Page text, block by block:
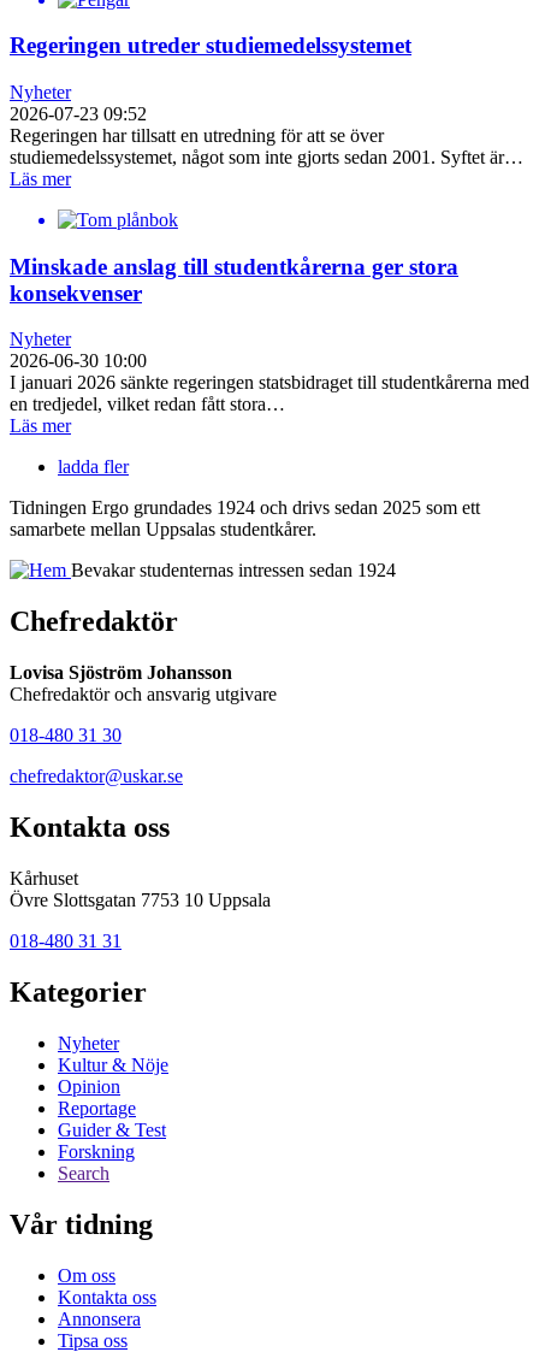
Regeringen utreder studiemedelssystemet
Nyheter
2026-07-23 09:52
Regeringen har tillsatt en utredning för att se över
studiemedelssystemet, något som inte gjorts sedan 2001. Syftet är…
Läs mer
Minskade anslag till studentkårerna ger stora
konsekvenser
Nyheter
2026-06-30 10:00
I januari 2026 sänkte regeringen statsbidraget till studentkårerna med
en tredjedel, vilket redan fått stora…
Läs mer
ladda fler
Tidningen Ergo grundades 1924 och drivs sedan 2025 som ett
samarbete mellan Uppsalas studentkårer.
Bevakar studenternas intressen sedan 1924
Chefredaktör
Lovisa Sjöström Johansson
Chefredaktör och ansvarig utgivare
018-480 31 30
chefredaktor@uskar.se
Kontakta oss
Kårhuset
Övre Slottsgatan 7753 10 Uppsala
018-480 31 31
Kategorier
Nyheter
Kultur & Nöje
Opinion
Reportage
Guider & Test
Forskning
Search
Vår tidning
Om oss
Kontakta oss
Annonsera
Tipsa oss